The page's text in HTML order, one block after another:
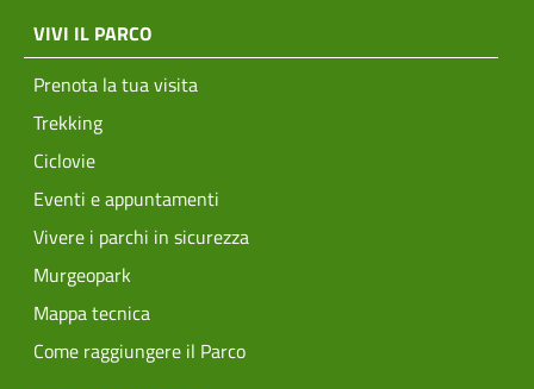
menu top footer
VIVI IL PARCO
Prenota la tua visita
Trekking
Ciclovie
Eventi e appuntamenti
Vivere i parchi in sicurezza
Murgeopark
Mappa tecnica
Come raggiungere il Parco